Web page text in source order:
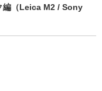
編（Leica M2 / Sony